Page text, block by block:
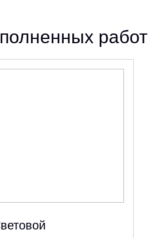
работ